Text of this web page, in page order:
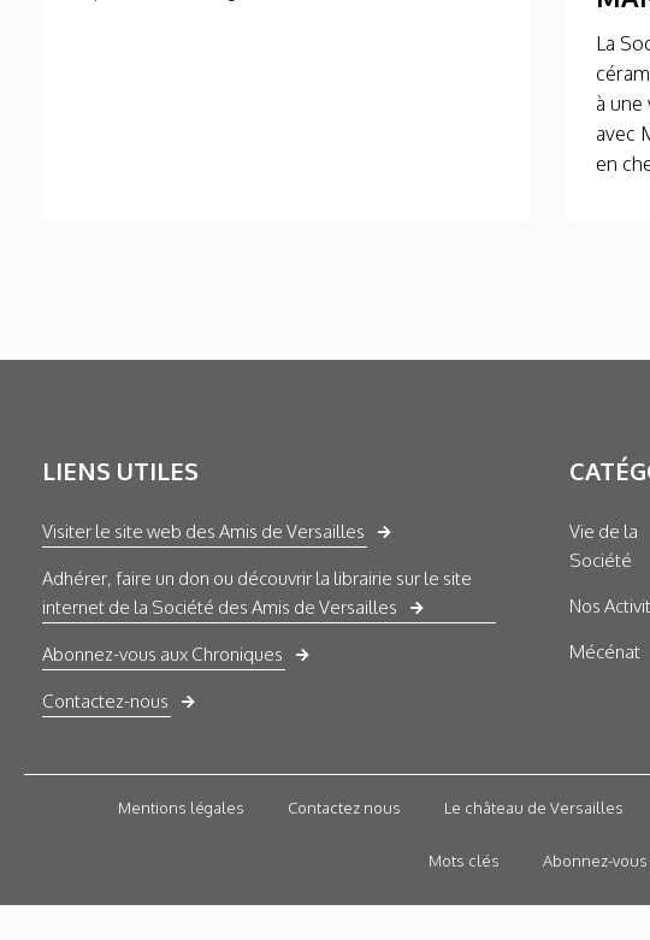
La
à une
avec
en
LIENS UTILES
Visiter le site web des Amis de Versailles
Adhérer, faire un don ou découvrir la librairie sur le site
internet de la Société des Amis de Versailles
Abonnez-vous aux Chroniques
Contactez-nous
Vie de la
Société
Nos
Mécénat
Mentions légales Contactez nous Le château de Versailles
Mots clés Abonnez-